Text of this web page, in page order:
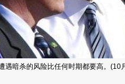
遇暗杀的风险比任何时期都要高。(10